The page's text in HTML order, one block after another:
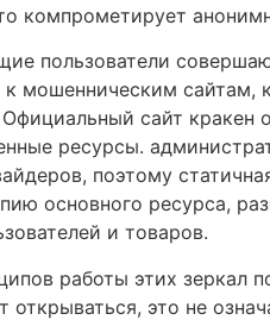
компрометирует
пользователи
мошенническим сайтам,
сайт кракен
ресурсы.
поэтому
основного ресурса,
и товаров.
работы этих зеркал
открываться, это не